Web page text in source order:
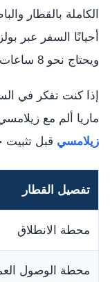
أحيانًا السفر عبر
ويحتاج نحو 8 ساعات أو أكثر.
إذا كنت تفكر في
ماريا ألم مع
زيلامسي قبل
تفصيل القطار
محطة الانطلاق
محطة الوصول